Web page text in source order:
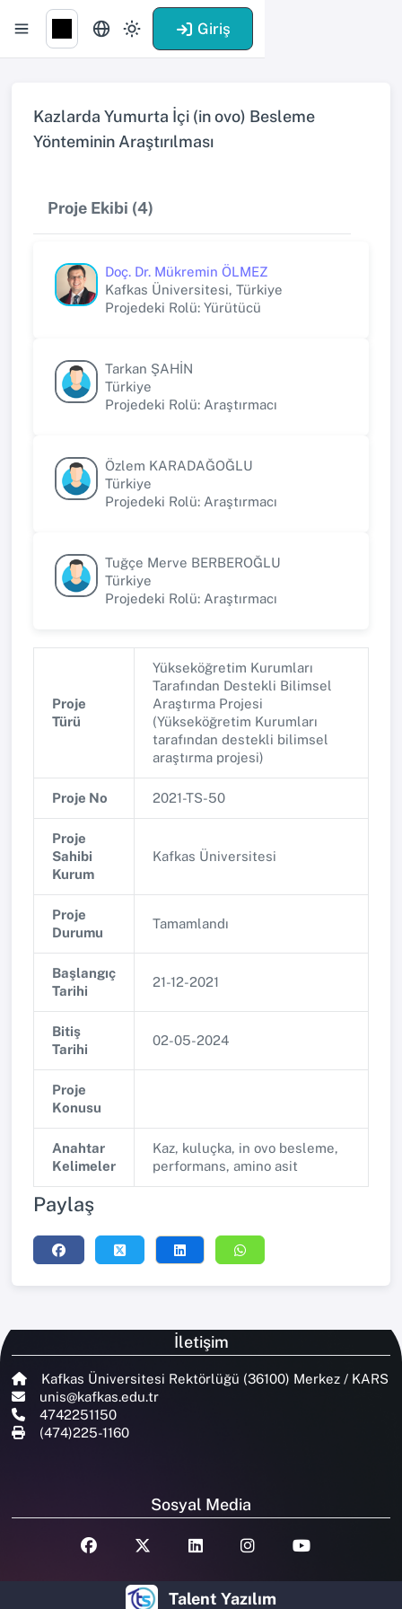
Giriş
Kazlarda Yumurta İçi (in ovo) Besleme
Yönteminin Araştırılması
Proje Ekibi (4)
Doç. Dr. Mükremin ÖLMEZ
Kafkas Üniversitesi, Türkiye
Projedeki Rolü: Yürütücü
Tarkan ŞAHİN
Türkiye
Projedeki Rolü: Araştırmacı
Özlem KARADAĞOĞLU
Türkiye
Projedeki Rolü: Araştırmacı
Tuğçe Merve BERBEROĞLU
Türkiye
Projedeki Rolü: Araştırmacı
Proje
Türü
Yükseköğretim Kurumları
Tarafından Destekli Bilimsel
Araştırma Projesi
(Yükseköğretim Kurumları
tarafından destekli bilimsel
araştırma projesi)
Proje No 2021-TS-50
Proje
Sahibi
Kurum
Kafkas Üniversitesi
Proje
Durumu
Tamamlandı
Başlangıç
Tarihi
21-12-2021
Bitiş
Tarihi
02-05-2024
Proje
Konusu
Anahtar
Kelimeler
Kaz, kuluçka, in ovo besleme,
performans, amino asit
Paylaş
İletişim
Kafkas Üniversitesi Rektörlüğü (36100) Merkez / KARS
unis@kafkas.edu.tr
4742251150
(474)225-1160
Sosyal Media
Talent Yazılım